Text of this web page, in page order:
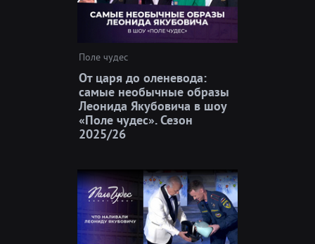
Поле чудес
От царя до оленевода:
самые необычные образы
Леонида Якубовича в шоу
«Поле чудес». Сезон
2025/26